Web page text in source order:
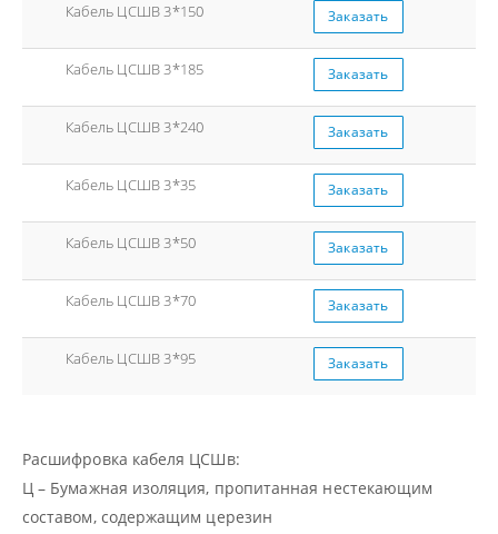
Кабель ЦСШВ 3*150 Заказать
Кабель ЦСШВ 3*185 Заказать
Кабель ЦСШВ 3*240 Заказать
Кабель ЦСШВ 3*35 Заказать
Кабель ЦСШВ 3*50 Заказать
Кабель ЦСШВ 3*70 Заказать
Кабель ЦСШВ 3*95 Заказать
Расшифровка кабеля ЦСШв:
Ц – Бумажная изоляция, пропитанная нестекающим
составом, содержащим церезин